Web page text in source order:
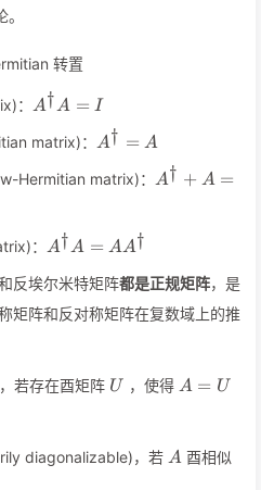
转置
：
A^\dagger
A†A = I
matrix)： A^\dagger=A
A† = A
Hermitian matrix)： A† + A =
：
A^\dagger
A†A = AA†
反埃尔米特矩阵都是正规矩阵，是
矩阵和反对称矩阵在复数域上的推
若存在酉矩阵 U
U ，使得 A = U
diagonalizable)，若 A
A 酉相似